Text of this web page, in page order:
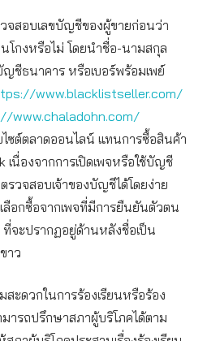
จสอบเลขบัญชีของผู้ขายก่อนว่า
โกงหรือไม่ โดยนำชื่อ-นามสกุล
ชีธนาคาร หรือเบอร์พร้อมเพย์
www.blacklistseller.com/
www.chaladohn.com/
ไซต์ตลาดออนไลน์ แทนการซื้อสินค้า
เนื่องจากการเปิดเพจหรือใช้บัญชี
รวจสอบเจ้าของบัญชีได้โดยง่าย
ลือกซื้อจากเพจที่มีการยืนยันตัวตน
จะปรากฏอยู่ด้านหลังชื่อเป็น
าว
ะดวกในการร้องเรียนหรือร้อง
ารถปรึกษาสภาผู้บริโภคได้ตาม